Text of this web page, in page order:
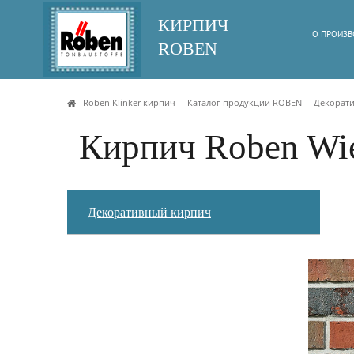
КИРПИЧ
ROBEN
О
Roben Klinker кирпич Каталог продукции ROBEN
Кирпич Roben
Декоративный кирпич